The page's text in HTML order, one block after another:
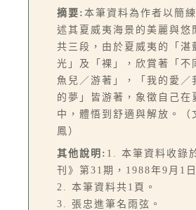
摘要: 本筆資料為作者以簡
述其夏威夷海景的美麗與悠
共三段，由於夏威夷的「湛
光」及「裸」，欣賞著「不
魚兒／游著」，「我的愛／
的夢」皆游著，象徵自己在
中，體悟到舒適與解放。（
鳳）
其他說明: 1. 本筆資料收錄
刊》第31期，1988年9月1
2. 本筆資料共1頁。
3. 張忠進筆名雨弦。